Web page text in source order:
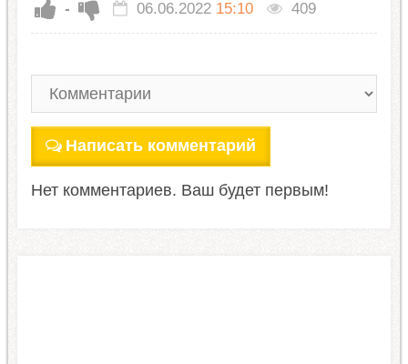
- 06.06.2022 15:10 409
Написать комментарий
Нет комментариев. Ваш будет первым!